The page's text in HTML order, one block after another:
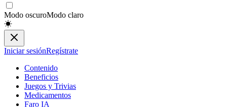
Modo oscuroModo claro
Iniciar sesiónRegístrate
Contenido
Beneficios
Juegos y Trivias
Medicamentos
Faro IA